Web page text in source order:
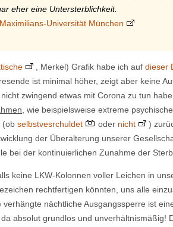
eher eine Untersterblichkeit.
Universität München
, Merkel) Grafik habe ich auf dieser
ist minimal höher, zeigt aber keine
zwingend etwas mit Corona zu tun
, wie beispielsweise extreme
(ob selbstvesrchuldet oder nicht
)
der Überalterung unserer
bei der kontinuierlichen Zunahme der
keine LKW-Kolonnen voller Leichen in
rechtfertigen könnten, uns alle
nächtliche Ausgangssperre ist
absolut grundlos und unverhältnismäßig!